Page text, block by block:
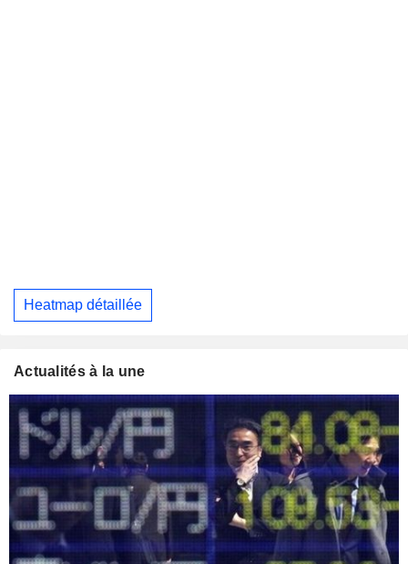
Heatmap détaillée
Actualités à la une